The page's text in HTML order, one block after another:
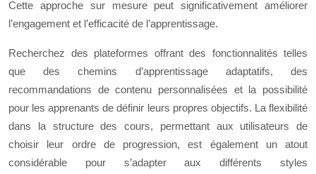
Cette approche sur mesure peut significativement améliorer
l’engagement et l’efficacité de l’apprentissage.
Recherchez des plateformes offrant des fonctionnalités telles
que des chemins d’apprentissage adaptatifs, des
recommandations de contenu personnalisées et la possibilité
pour les apprenants de définir leurs propres objectifs. La flexibilité
dans la structure des cours, permettant aux utilisateurs de
choisir leur ordre de progression, est également un atout
considérable pour s’adapter aux différents styles